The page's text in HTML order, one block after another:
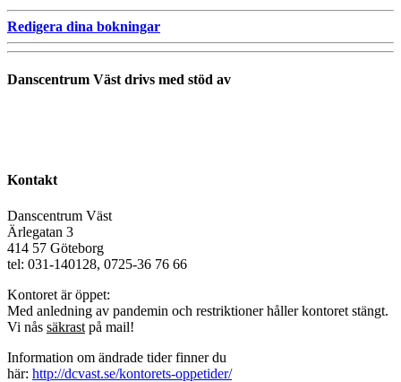
Redigera dina bokningar
Danscentrum Väst drivs med stöd av
Kontakt
Danscentrum Väst
Ärlegatan 3
414 57 Göteborg
tel: 031-140128, 0725-36 76 66
Kontoret är öppet:
Med anledning av pandemin och restriktioner håller kontoret stängt.
Vi nås säkrast på mail!
Information om ändrade tider finner du
här: http://dcvast.se/kontorets-oppetider/